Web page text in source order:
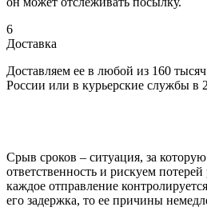
6
Доставка
Доставляем ее в любой из 160
России или в курьерские службы в
Срыв сроков – ситуация, за
ответственность и рискуем
каждое отправление
его задержка, то ее причины